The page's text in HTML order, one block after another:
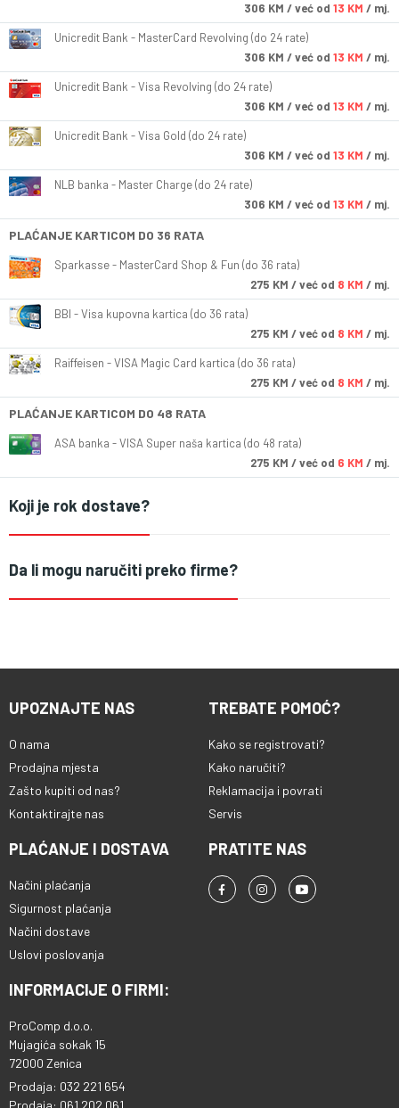
306 KM / već od 13 KM / mj.
Unicredit Bank - MasterCard Revolving (do 24 rate)
306 KM / već od 13 KM / mj.
Unicredit Bank - Visa Revolving (do 24 rate)
306 KM / već od 13 KM / mj.
Unicredit Bank - Visa Gold (do 24 rate)
306 KM / već od 13 KM / mj.
NLB banka - Master Charge (do 24 rate)
306 KM / već od 13 KM / mj.
PLAĆANJE KARTICOM DO 36 RATA
Sparkasse - MasterCard Shop & Fun (do 36 rata)
275 KM / već od 8 KM / mj.
BBI - Visa kupovna kartica (do 36 rata)
275 KM / već od 8 KM / mj.
Raiffeisen - VISA Magic Card kartica (do 36 rata)
275 KM / već od 8 KM / mj.
PLAĆANJE KARTICOM DO 48 RATA
ASA banka - VISA Super naša kartica (do 48 rata)
275 KM / već od 6 KM / mj.
Koji je rok dostave?
Da li mogu naručiti preko firme?
UPOZNAJTE NAS
O nama
Prodajna mjesta
Zašto kupiti od nas?
Kontaktirajte nas
TREBATE POMOĆ?
Kako se registrovati?
Kako naručiti?
Reklamacija i povrati
Servis
PLAĆANJE I DOSTAVA
Načini plaćanja
Sigurnost plaćanja
Načini dostave
Uslovi poslovanja
PRATITE NAS
INFORMACIJE O FIRMI:
ProComp d.o.o.
Mujagića sokak 15
72000 Zenica
Prodaja: 032 221 654